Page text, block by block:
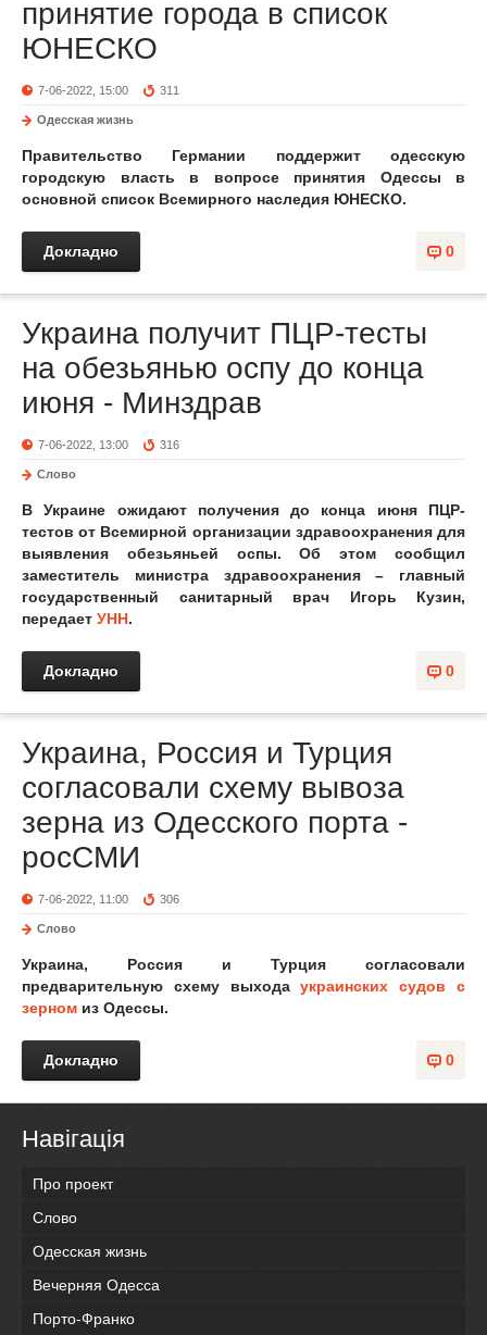
принятие города в список
ЮНЕСКО
7-06-2022, 15:00 311
Одесская жизнь
Правительство Германии поддержит одесскую
городскую власть в вопросе принятия Одессы в
основной список Всемирного наследия ЮНЕСКО.
0
Докладно
Украина получит ПЦР-тесты
на обезьянью оспу до конца
июня - Минздрав
7-06-2022, 13:00 316
Слово
В Украине ожидают получения до конца июня ПЦР-
тестов от Всемирной организации здравоохранения для
выявления обезьяньей оспы. Об этом сообщил
заместитель министра здравоохранения – главный
государственный санитарный врач Игорь Кузин,
передает УНН.
0
Докладно
Украина, Россия и Турция
согласовали схему вывоза
зерна из Одесского порта -
росСМИ
7-06-2022, 11:00 306
Слово
Украина, Россия и Турция согласовали
предварительную схему выхода
украинских судов с
зерном из Одессы.
0
Докладно
Навігація
Про проект
Слово
Одесская жизнь
Вечерняя Одесса
Порто-Франко